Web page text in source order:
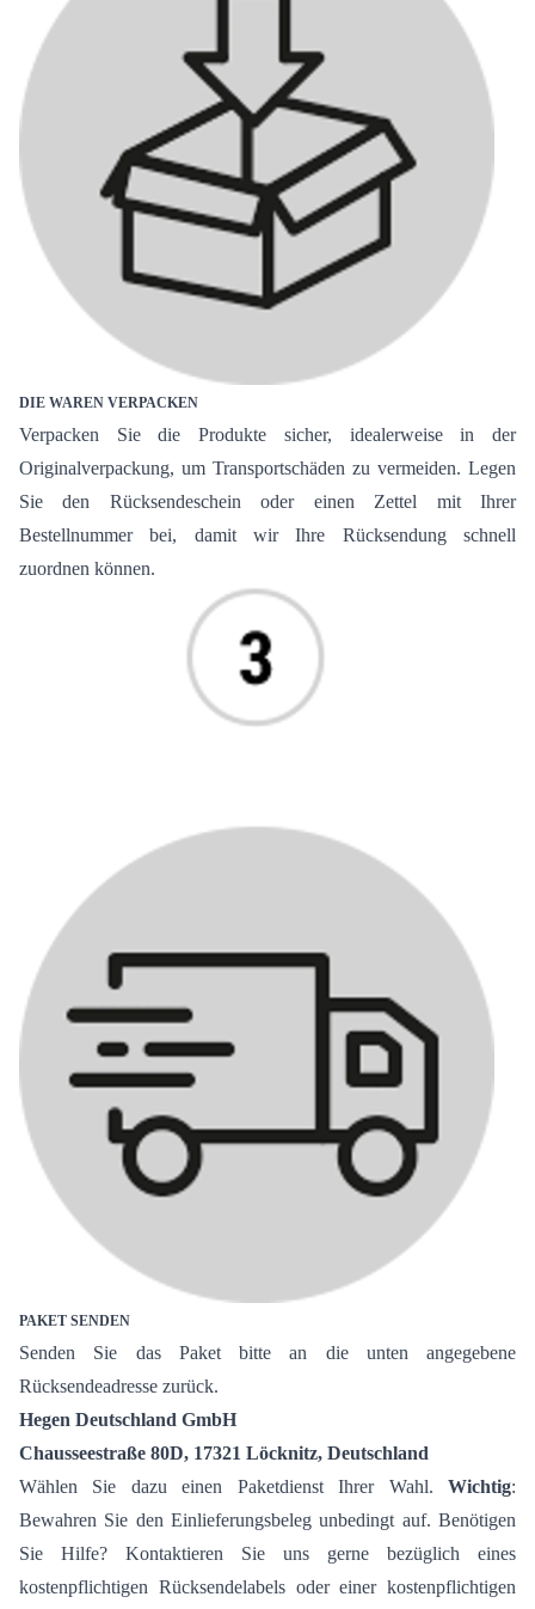
DIE WAREN VERPACKEN
Verpacken Sie die Produkte sicher, idealerweise in der
Originalverpackung, um Transportschäden zu vermeiden. Legen
Sie den Rücksendeschein oder einen Zettel mit Ihrer
Bestellnummer bei, damit wir Ihre Rücksendung schnell
zuordnen können.
PAKET SENDEN
Senden Sie das Paket bitte an die unten angegebene
Rücksendeadresse zurück.
Hegen Deutschland GmbH
Chausseestraße 80D, 17321 Löcknitz, Deutschland
Wählen Sie dazu einen Paketdienst Ihrer Wahl. Wichtig:
Bewahren Sie den Einlieferungsbeleg unbedingt auf. Benötigen
Sie Hilfe? Kontaktieren Sie uns gerne bezüglich eines
kostenpflichtigen Rücksendelabels oder einer kostenpflichtigen